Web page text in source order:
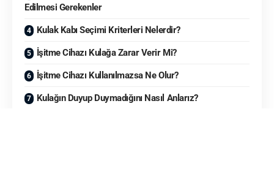
Edilmesi Gerekenler
Kulak Kabı Seçimi Kriterleri Nelerdir?
İşitme Cihazı Kulağa Zarar Verir Mi?
İşitme Cihazı Kullanılmazsa Ne Olur?
Kulağın Duyup Duymadığını Nasıl Anlarız?